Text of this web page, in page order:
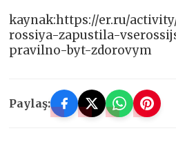
kaynak:https://er.ru/
rossiya-zapustila-
pravilno-byt-zdorovym
Paylaş: